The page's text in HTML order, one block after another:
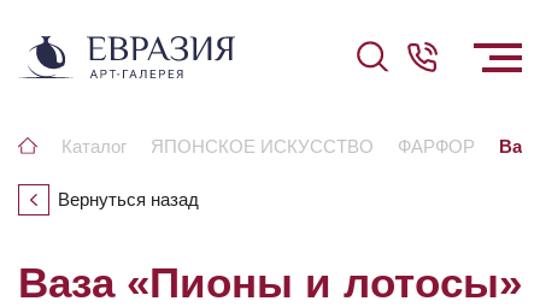
Каталог ЯПОНСКОЕ ИСКУССТВО ФАРФОР
Вернуться назад
Ваза «Пионы и лотосы»